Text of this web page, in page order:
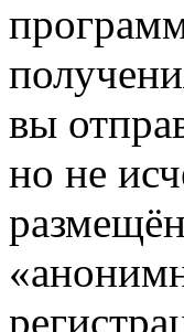
вы
но не